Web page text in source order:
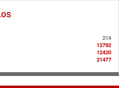
214
12792
12420
21477